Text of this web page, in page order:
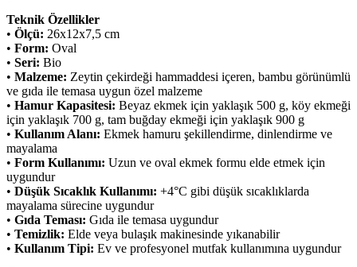
Teknik Özellikler
• Ölçü: 26x12x7,5 cm
• Form: Oval
• Seri: Bio
• Malzeme: Zeytin çekirdeği hammaddesi içeren, bambu görünümlü
ve gıda ile temasa uygun özel malzeme
• Hamur Kapasitesi: Beyaz ekmek için yaklaşık 500 g, köy ekmeği
için yaklaşık 700 g, tam buğday ekmeği için yaklaşık 900 g
• Kullanım Alanı: Ekmek hamuru şekillendirme, dinlendirme ve
mayalama
• Form Kullanımı: Uzun ve oval ekmek formu elde etmek için
uygundur
• Düşük Sıcaklık Kullanımı: +4°C gibi düşük sıcaklıklarda
mayalama sürecine uygundur
• Gıda Teması: Gıda ile temasa uygundur
• Temizlik: Elde veya bulaşık makinesinde yıkanabilir
• Kullanım Tipi: Ev ve profesyonel mutfak kullanımına uygundur